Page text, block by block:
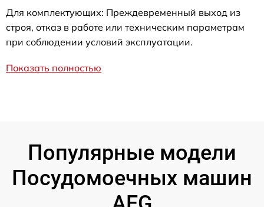
Для комплектующих: Преждевременный выход из
строя, отказ в работе или техническим параметрам
при соблюдении условий эксплуатации.
Показать полностью
Популярные модели
Посудомоечных машин